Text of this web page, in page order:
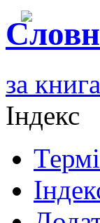
за
Індекс